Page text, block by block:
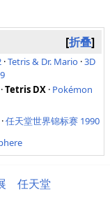
折叠
·Tetris & Dr. Mario ·3D
·Tetris DX · Pokémon
·任天堂世界锦标赛 1990
任天堂